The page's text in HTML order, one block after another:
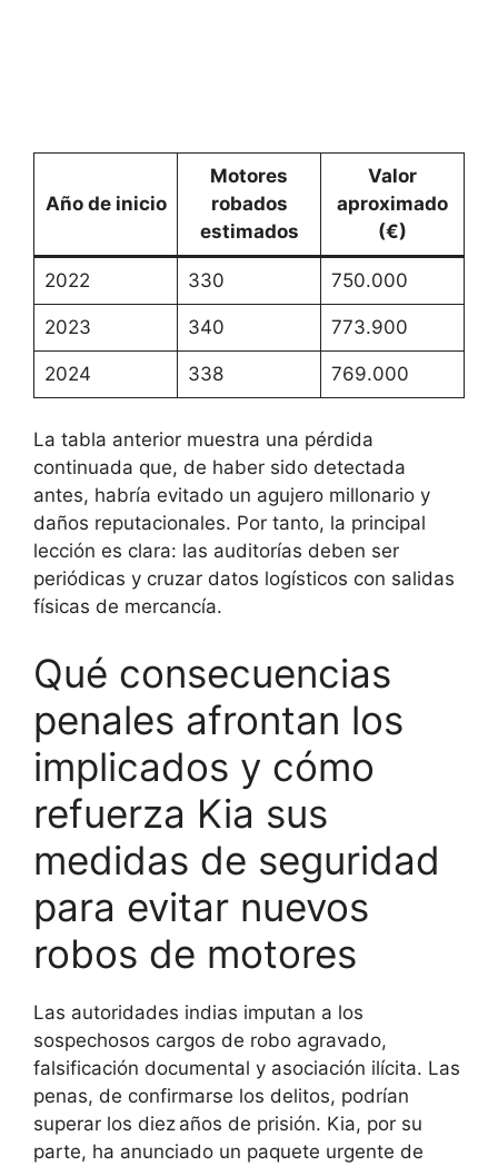
Año de inicio
Motores
robados
estimados
Valor
aproximado
(€)
2022 330 750.000
2023 340 773.900
2024 338 769.000
La tabla anterior muestra una pérdida
continuada que, de haber sido detectada
antes, habría evitado un agujero millonario y
daños reputacionales. Por tanto, la principal
lección es clara: las auditorías deben ser
periódicas y cruzar datos logísticos con salidas
físicas de mercancía.
Qué consecuencias
penales afrontan los
implicados y cómo
refuerza Kia sus
medidas de seguridad
para evitar nuevos
robos de motores
Las autoridades indias imputan a los
sospechosos cargos de robo agravado,
falsificación documental y asociación ilícita. Las
penas, de confirmarse los delitos, podrían
superar los diez años de prisión. Kia, por su
parte, ha anunciado un paquete urgente de